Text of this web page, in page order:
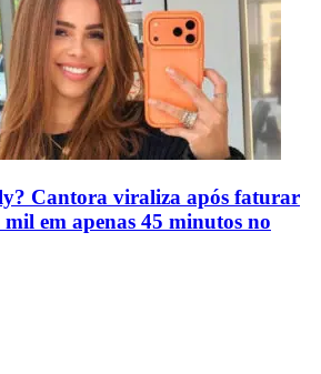
Cantora viraliza após faturar
mil em apenas 45 minutos no